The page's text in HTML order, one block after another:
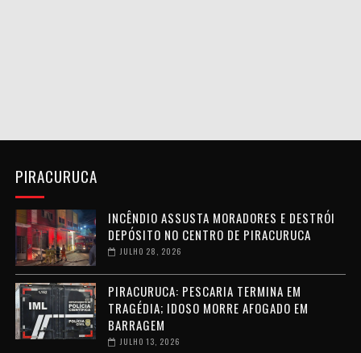
PIRACURUCA
INCÊNDIO ASSUSTA MORADORES E DESTRÓI
DEPÓSITO NO CENTRO DE PIRACURUCA
JULHO 28, 2026
PIRACURUCA: PESCARIA TERMINA EM
TRAGÉDIA; IDOSO MORRE AFOGADO EM
BARRAGEM
JULHO 13, 2026